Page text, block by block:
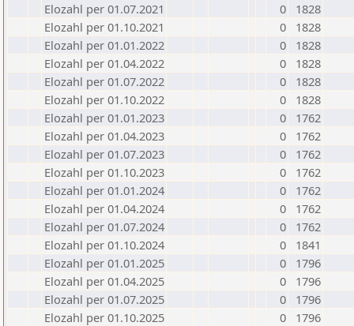
Elozahl per 01.07.2021
0
1828
Elozahl per 01.10.2021
0
1828
Elozahl per 01.01.2022
0
1828
Elozahl per 01.04.2022
0
1828
Elozahl per 01.07.2022
0
1828
Elozahl per 01.10.2022
0
1828
Elozahl per 01.01.2023
0
1762
Elozahl per 01.04.2023
0
1762
Elozahl per 01.07.2023
0
1762
Elozahl per 01.10.2023
0
1762
Elozahl per 01.01.2024
0
1762
Elozahl per 01.04.2024
0
1762
Elozahl per 01.07.2024
0
1762
Elozahl per 01.10.2024
0
1841
Elozahl per 01.01.2025
0
1796
Elozahl per 01.04.2025
0
1796
Elozahl per 01.07.2025
0
1796
Elozahl per 01.10.2025
0
1796